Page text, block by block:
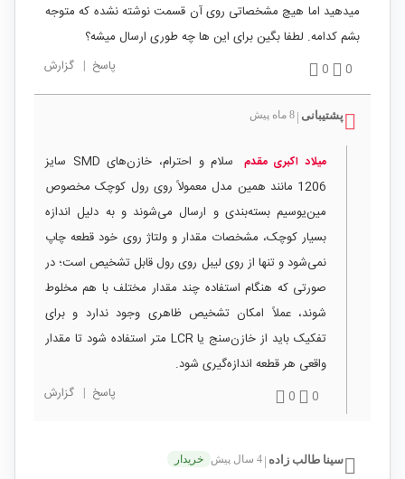
میدهید اما هیچ مشخصاتی روی آن قسمت نوشته نشده که متوجه
بشم کدامه. لطفا بگین برای این ها چه طوری ارسال میشه؟
0
0 پاسخ | گزارش
پشتیبانی 8 ماه پیش
میلاد اکبری مقدم
سلام و احترام، خازن‌های SMD سایز
1206 مانند همین مدل معمولاً روی رول کوچک مخصوص
مین‌یوسیم بسته‌بندی و ارسال می‌شوند و به دلیل اندازه
بسیار کوچک، مشخصات مقدار و ولتاژ روی خود قطعه چاپ
نمی‌شود و تنها از روی لیبل روی رول قابل تشخیص است؛ در
صورتی که هنگام استفاده چند مقدار مختلف با هم مخلوط
شوند، عملاً امکان تشخیص ظاهری وجود ندارد و برای
تفکیک باید از خازن‌سنج یا LCR متر استفاده شود تا مقدار
واقعی هر قطعه اندازه‌گیری شود.
0
0 پاسخ | گزارش
سینا طالب زاده 4 سال پیش خریدار